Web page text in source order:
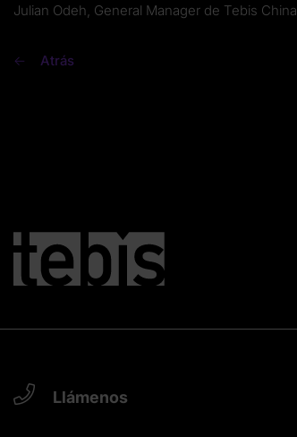
Julian Odeh, General Manager de Tebis China
Atrás
Llámenos